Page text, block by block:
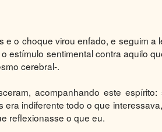
e o choque virou enfado, e seguim
estímulo sentimental contra aquilo
cerebral-.
acompanhando este
era indiferente todo o que
reflexionasse o que eu.